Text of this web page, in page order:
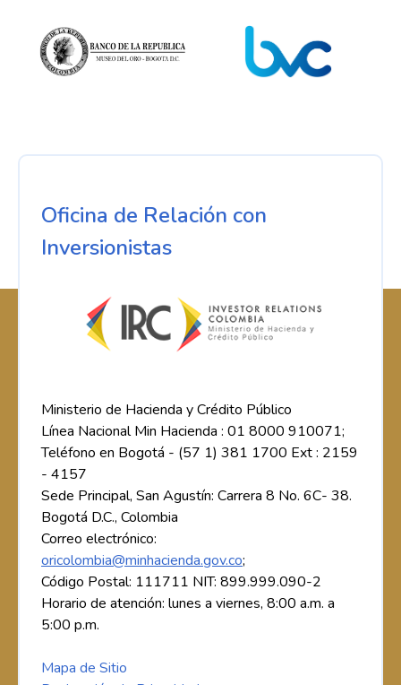
Oficina de Relación con
Inversionistas
Ministerio de Hacienda y Crédito Público
Línea Nacional Min Hacienda : 01 8000 910071;
Teléfono en Bogotá - (57 1) 381 1700 Ext : 2159
- 4157
Sede Principal, San Agustín: Carrera 8 No. 6C- 38.
Bogotá D.C., Colombia
Correo electrónico:
oricolombia@minhacienda.gov.co;
Código Postal: 111711 NIT: 899.999.090-2
Horario de atención: lunes a viernes, 8:00 a.m. a
5:00 p.m.
Mapa de Sitio